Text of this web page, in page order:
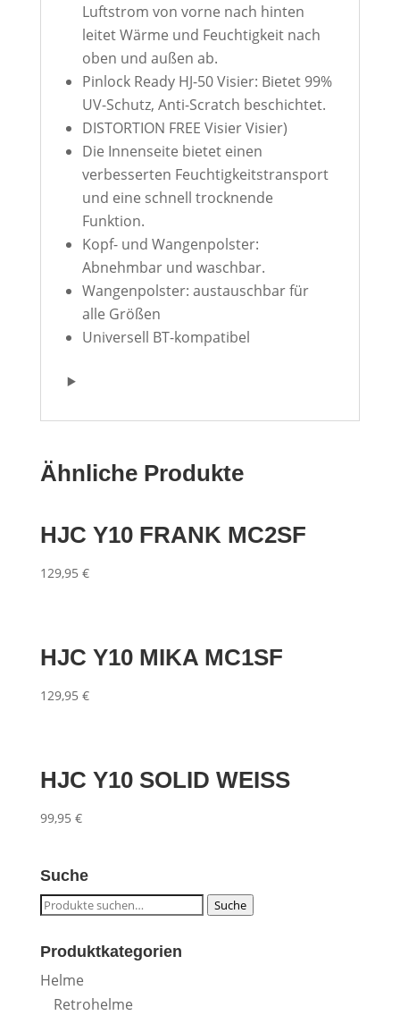
Luftstrom von vorne nach hinten
leitet Wärme und Feuchtigkeit nach
oben und außen ab.
Pinlock Ready HJ-50 Visier: Bietet 99%
UV-Schutz, Anti-Scratch beschichtet.
DISTORTION FREE Visier Visier)
Die Innenseite bietet einen
verbesserten Feuchtigkeitstransport
und eine schnell trocknende
Funktion.
Kopf- und Wangenpolster:
Abnehmbar und waschbar.
Wangenpolster: austauschbar für
alle Größen
Universell BT-kompatibel
Ähnliche Produkte
HJC Y10 FRANK MC2SF
129,95 €
HJC Y10 MIKA MC1SF
129,95 €
HJC Y10 SOLID WEISS
99,95 €
Suche
Suche
Suche
Produktkategorien
Helme
Retrohelme